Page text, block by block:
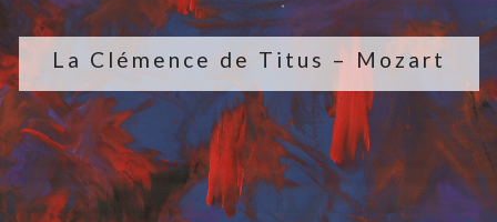
Fuoco Obbligato
Fuoco Jazz
Archives
CDs
Galerie
Presse
Actions
Nous soutenir
Contact
FR
La Clémence de Titus – Mozart